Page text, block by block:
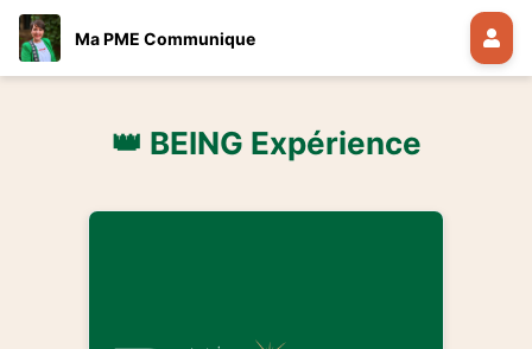
Ma PME Communique
👑 BEING Expérience